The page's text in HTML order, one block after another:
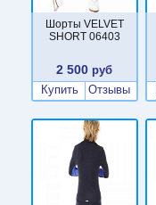
Шорты VELVET
SHORT 06403
2 500 руб
Купить
Отзывы